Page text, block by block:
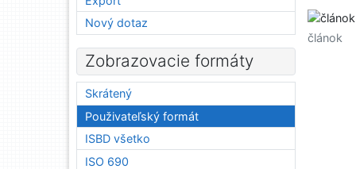
článok
Nový dotaz
Zobrazovacie formáty
Skrátený
Použivateľský formát
ISBD všetko
ISO 690